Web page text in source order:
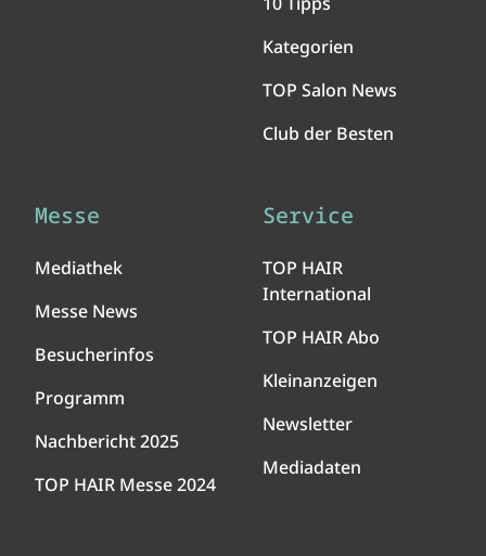
Kategorien
TOP Salon News
Club der Besten
Messe
Mediathek
Messe News
Besucherinfos
Programm
Nachbericht 2025
TOP HAIR Messe 2024
Service
TOP HAIR
International
TOP HAIR Abo
Kleinanzeigen
Newsletter
Mediadaten